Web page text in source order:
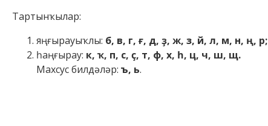
Тартынҡылар:
яңғырауыҡлы: б, в, г, ғ, д, ҙ, ж, з, й, л, м, н, ң, р;
һаңғырау: к, ҡ, п, с, ҫ, т, ф, х, һ, ц, ч, ш, щ.
Махсус билдәләр: ъ, ь.